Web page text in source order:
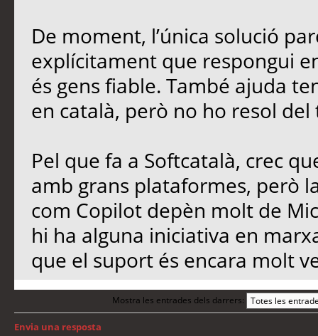
De moment, l’única solució
explícitament que respongui
és gens fiable. També ajuda
en català, però no ho resol del
Pel que fa a Softcatalà, crec
amb grans plataformes, però
com Copilot depèn molt de
hi ha alguna iniciativa en
que el suport és encara molt
Mostra les entrades dels darrers:
Envia una resposta